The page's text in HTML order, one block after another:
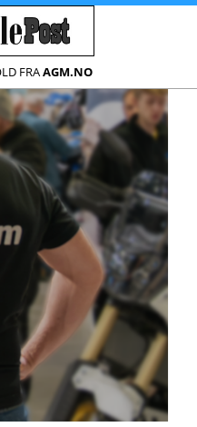
FRAAGM.NO